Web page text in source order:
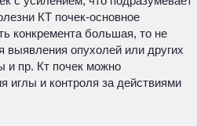
КТ почек-основное
конкремента большая, то не
выявления опухолей или других
и пр. Кт почек можно
иглы и контроля за действиями